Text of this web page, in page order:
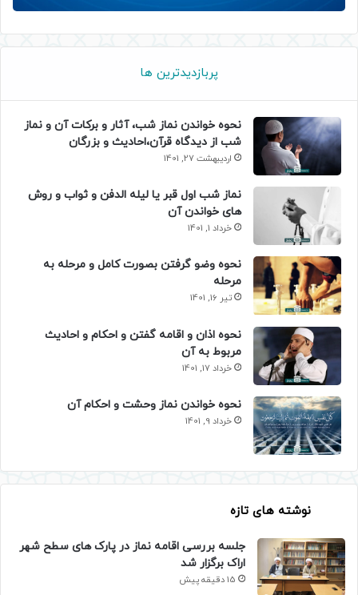
پربازدیدترین ها
نحوه خواندن نماز شب، آثار و برکات آن و نماز
شب از دیدگاه قرآن،احادیث و بزرگان
اردیبهشت 27, 1401
نماز شب اول قبر یا لیله الدفن و ثواب و روش
های خواندن آن
خرداد 1, 1401
نحوه وضو گرفتن بصورت کامل و مرحله به
مرحله
تیر 16, 1401
نحوه اذان و اقامه گفتن و احکام و احادیث
مربوط به آن
خرداد 17, 1401
نحوه خواندن نماز وحشت و احکام آن
خرداد 9, 1401
نوشته های تازه
جلسه بررسی اقامه نماز در پارک های سطح شهر
اراک برگزار شد
15 دقیقه پیش